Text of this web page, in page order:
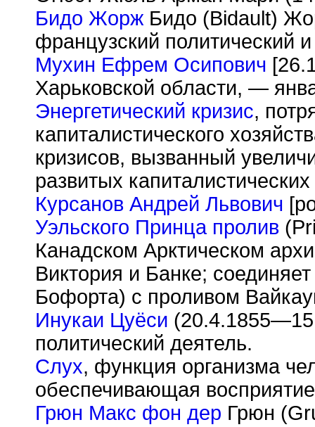
Бидо Жорж Бидо (Bidault)
французский политический
Мухин Ефрем Осипович
Харьковской области, —
Энергетический кризис,
капиталистического
кризисов, вызванный
развитых
Курсанов Андрей Львович
Уэльского Принца пролив
Канадском Арктическом
Виктория и Банке;
Бофорта) с проливом
Инукаи Цуёси
политический деятель.
Слух, функция организма
обеспечивающая
Грюн Макс фон дер Грюн